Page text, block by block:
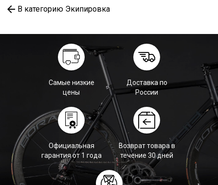
В категорию Экипировка
Самые низкие
цены
Доставка по
России
Официальная
гарантия от 1 года
Возврат товара в
течение 30 дней